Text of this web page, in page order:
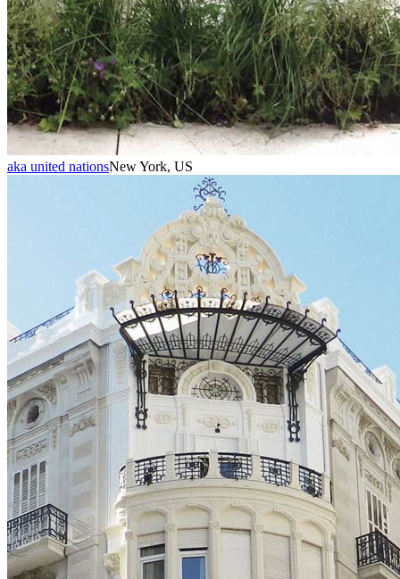
aka united nationsNew York, US